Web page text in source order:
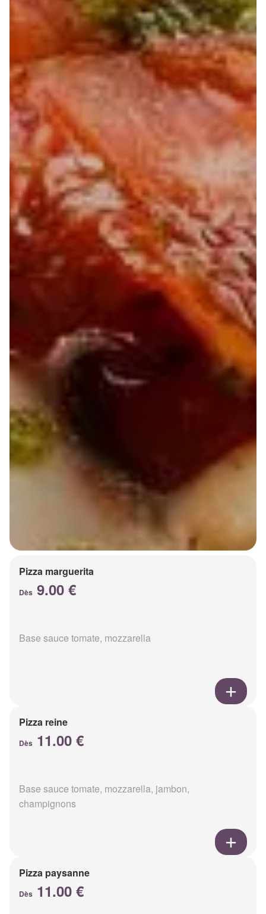
Pizza marguerita
Dès 9.00 €
Base sauce tomate, mozzarella
Pizza reine
Dès 11.00 €
Base sauce tomate, mozzarella, jambon,
champignons
Pizza paysanne
Dès 11.00 €